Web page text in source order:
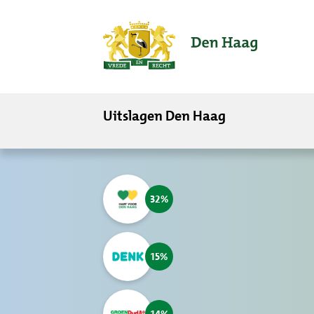
Uitslagen Den Haag
32
15